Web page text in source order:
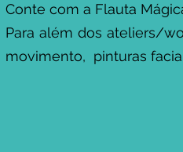
Conte com a Flauta
Para além dos ateliers/
movimento, pinturas